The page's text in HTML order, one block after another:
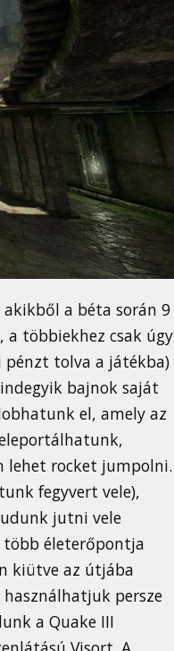
a béta során 9
a többiekhez csak úgy
pénzt tolva a játékba)
bajnok saját
el, amely az
lehet rocket jumpolni.
fegyvert vele),
jutni vele
több életerőpontja
kiütve az útjába
persze
a Quake III